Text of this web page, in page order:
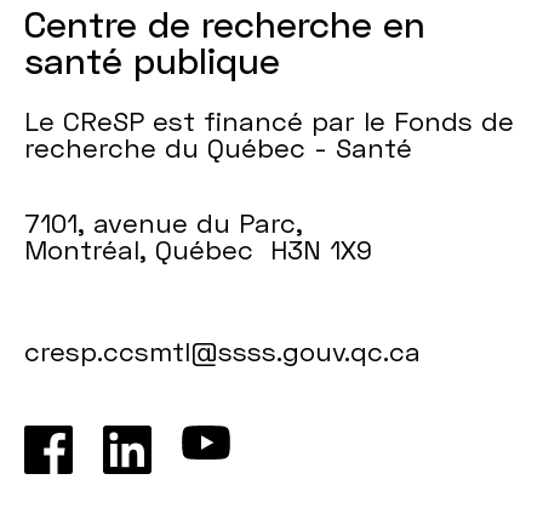
Centre de recherche en
santé publique
Le CReSP est financé par le Fonds de
recherche du Québec - Santé
7101, avenue du Parc,
Montréal, Québec H3N 1X9
cresp.ccsmtl@ssss.gouv.qc.ca